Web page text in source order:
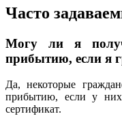
Часто
Могу ли я
прибытию, если я
Да, некоторые
прибытию, если у них
сертификат.